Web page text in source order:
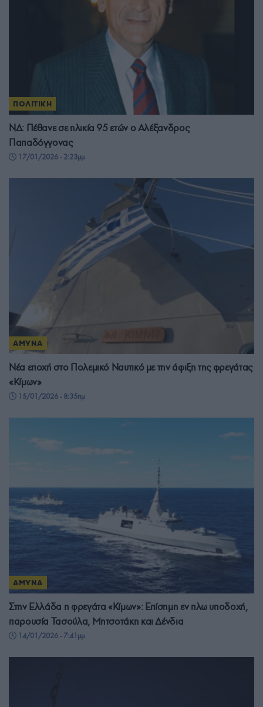
ΠΟΛΙΤΙΚΗ
ΝΔ: Πέθανε σε ηλικία 95 ετών ο Αλέξανδρος
Παπαδόγγονας
17/01/2026 - 2:23μμ
ΑΜΥΝΑ
Νέα εποχή στο Πολεμικό Ναυτικό με την άφιξη της φρεγάτας
«Κίμων»
15/01/2026 - 8:35πμ
ΑΜΥΝΑ
Στην Ελλάδα η φρεγάτα «Κίμων»: Επίσημη εν πλω υποδοχή,
παρουσία Τασούλα, Μητσοτάκη και Δένδια
14/01/2026 - 7:41μμ